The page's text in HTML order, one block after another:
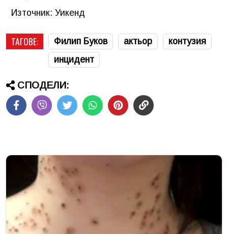
Източник: Уикенд
ТАГОВЕ: Филип Буков актьор
контузия
инцидент
СПОДЕЛИ: